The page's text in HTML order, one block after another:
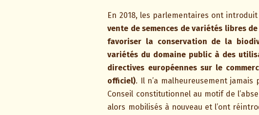
En 2018, les parlementaires ont
vente de semences de variétés libres
favoriser la conservation de la
variétés du domaine public à des
directives européennes sur le
officiel). Il n’a malheureusement
Conseil constitutionnel au motif de
alors mobilisés à nouveau et l’ont